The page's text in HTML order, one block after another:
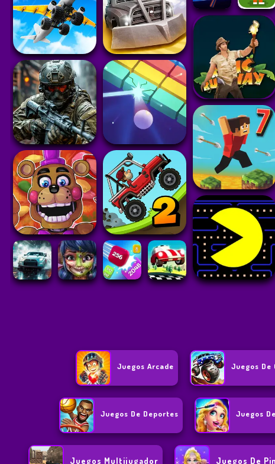
Juegos Arcade Juegos De
Juegos De Deportes Juegos
Juegos Multijugador Juegos De